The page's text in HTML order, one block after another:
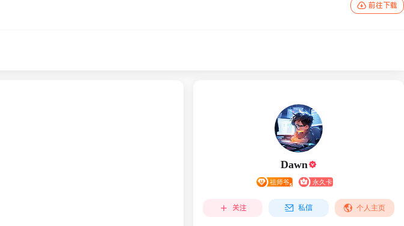
前往下载
Dawn
关注 私信 个人主页